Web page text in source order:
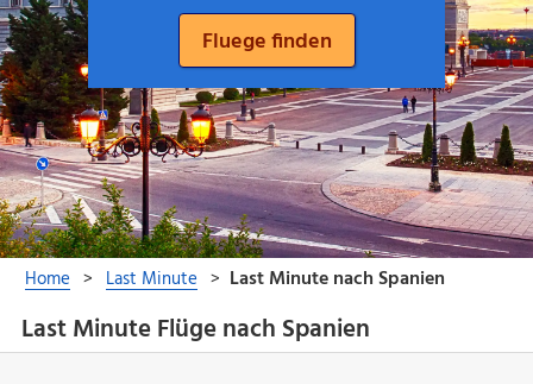
Last Minute Flüge nach Spanien